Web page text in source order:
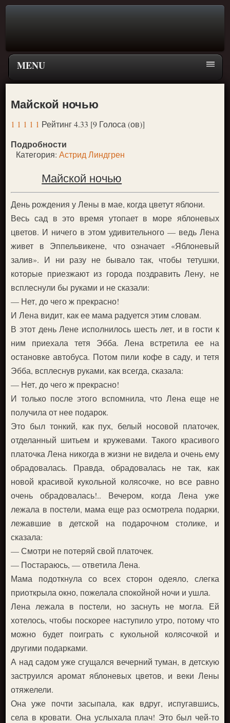
MENU
Главная страница
Поиск
ПЕРЕЙТИ К ГЛАВНОМУ МЕНЮ СКАЗОК
Новое
Майской ночью
1 1 1 1 1 Рейтинг 4.33 [9 Голоса (ов)]
Подробности
Категория:Астрид Линдгрен
Майской ночью
День рождения у Лены в мае, когда цветут яблони.
Весь сад в это время утопает в море яблоневых
цветов. И ничего в этом удивительного — ведь Лена
живет в Эппельвикене, что означает «Яблоневый
залив». И ни разу не бывало так, чтобы тетушки,
которые приезжают из города поздравить Лену, не
всплеснули бы руками и не сказали:
— Нет, до чего ж прекрасно!
И Лена видит, как ее мама радуется этим словам.
В этот день Лене исполнилось шесть лет, и в гости к
ним приехала тетя Эбба. Лена встретила ее на
остановке автобуса. Потом пили кофе в саду, и тетя
Эбба, всплеснув руками, как всегда, сказала:
— Нет, до чего ж прекрасно!
И только после этого вспомнила, что Лена еще не
получила от нее подарок.
Это был тонкий, как пух, белый носовой платочек,
отделанный шитьем и кружевами. Такого красивого
платочка Лена никогда в жизни не видела и очень ему
обрадовалась. Правда, обрадовалась не так, как
новой красивой кукольной колясочке, но все равно
очень обрадовалась!.. Вечером, когда Лена уже
лежала в постели, мама еще раз осмотрела подарки,
лежавшие в детской на подарочном столике, и
сказала:
— Смотри не потеряй свой платочек.
— Постараюсь, — ответила Лена.
Мама подоткнула со всех сторон одеяло, слегка
приоткрыла окно, пожелала спокойной ночи и ушла.
Лена лежала в постели, но заснуть не могла. Ей
хотелось, чтобы поскорее наступило утро, потому что
можно будет поиграть с кукольной колясочкой и
другими подарками.
А над садом уже сгущался вечерний туман, в детскую
заструился аромат яблоневых цветов, и веки Лены
отяжелели.
Она уже почти засыпала, как вдруг, испугавшись,
села в кровати. Она услыхала плач! Это был чей-то